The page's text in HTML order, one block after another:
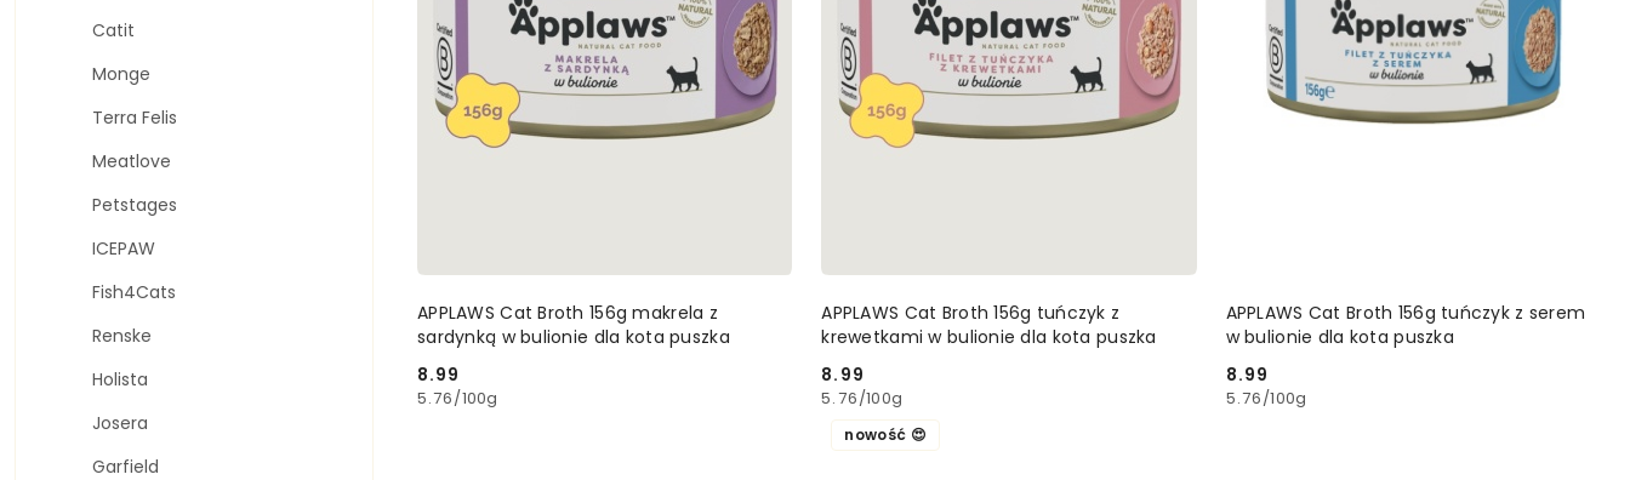
Catit
Monge
Terra Felis
Meatlove
Petstages
ICEPAW
Fish4Cats
Renske
Holista
Josera
Garfield
APPLAWS Cat Broth 156g makrela z
sardynką w bulionie dla kota puszka
Cena:
8.99
5.76/100g
DODAJ DO KOSZYKA
APPLAWS Cat Broth 156g tuńczyk z
krewetkami w bulionie dla kota puszka
Cena:
8.99
5.76/100g
DODAJ DO KOSZYKA
APPLAWS Cat Broth 156g tuńczyk z serem
w bulionie dla kota puszka
Cena:
8.99
5.76/100g
DODAJ DO KOSZYKA
nowość 😍